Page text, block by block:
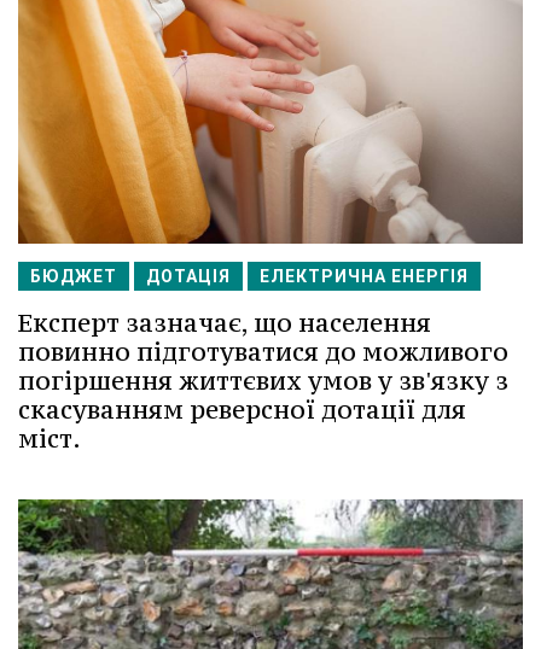
БЮДЖЕТ ДОТАЦІЯ ЕЛЕКТРИЧНА ЕНЕРГІЯ
Експерт зазначає, що населення
повинно підготуватися до можливого
погіршення життєвих умов у зв'язку з
скасуванням реверсної дотації для
міст.